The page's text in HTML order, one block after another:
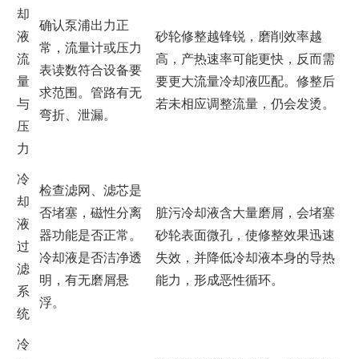
却
液
流
量
与
压
力
确认泵浦出力正
常，流量计或压力
表读数符合设备要
求范围。管路有无
弯折、泄漏。
砂轮修整越锋锐，磨削效率越
高，产热速率可能更快，反而需
要更大流量冷却液匹配。修整后
若未相应调整流量，仍会发烫。
冷
却
液
过
滤
系
统
检查滤网、滤芯是
否堵塞，磁性分离
器功能是否正常。
冷却液是否洁净透
明，有无磨屑悬
浮。
脏污冷却液含大量磨屑，会堵塞
砂轮表面微孔，使修整效果迅速
失效，并降低冷却液本身的导热
能力，形成恶性循环。
冷